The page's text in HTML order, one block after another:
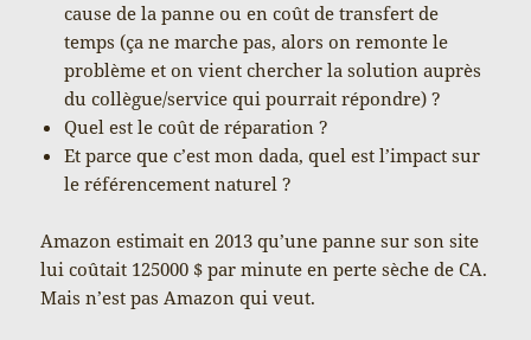
cause de la panne ou en coût de transfert de
temps (ça ne marche pas, alors on remonte le
problème et on vient chercher la solution auprès
du collègue/service qui pourrait répondre) ?
Quel est le coût de réparation ?
Et parce que c’est mon dada, quel est l’impact sur
le référencement naturel ?
Amazon estimait en 2013 qu’une panne sur son site
lui coûtait 125000 $ par minute en perte sèche de CA.
Mais n’est pas Amazon qui veut.